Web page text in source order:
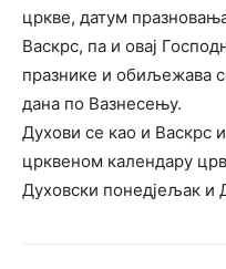
цркве, датум
Васкрс, па и овај
празнике и обиљежава
дана по Вазнесењу.
Духови се као и Васкрс
црквеном календару
Духовски понедјељак и